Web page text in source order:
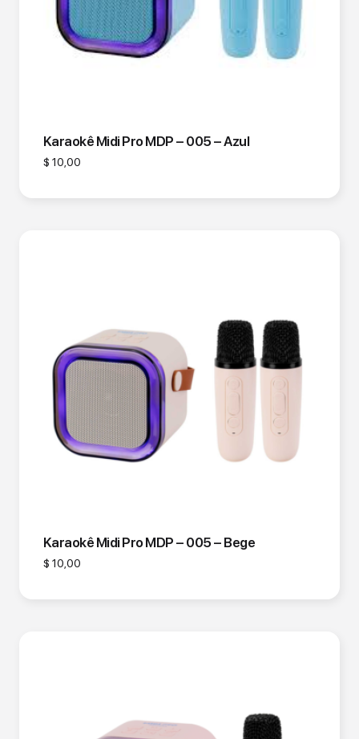
Karaokê Midi Pro MDP – 005 – Azul
$ 10,00
Karaokê Midi Pro MDP – 005 – Bege
$ 10,00